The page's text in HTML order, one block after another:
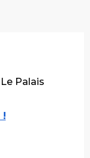
Palais
!